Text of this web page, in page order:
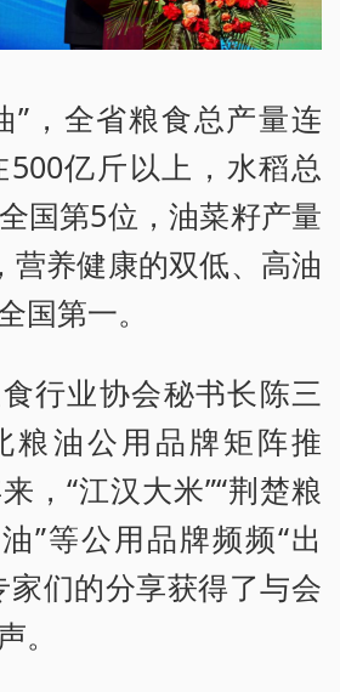
”，全省粮食总产量连
亿斤以上，水稻总
国第5位，油菜籽产量
营养健康的双低、高油
国第一。
行业协会秘书长陈三
粮油公用品牌矩阵推
，“江汉大米”“荆楚粮
”等公用品牌频频“出
家们的分享获得了与会
。